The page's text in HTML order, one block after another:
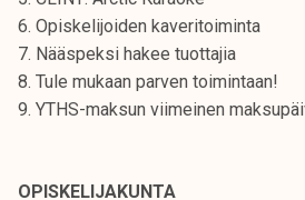
p
i
s
k
i
6. Opiskelijoiden kaveritoiminta
7. Nääspeksi hakee tuottajia
8. Tule mukaan parven toimintaan!
9. YTHS-maksun viimeinen
OPISKELIJAKUNTA